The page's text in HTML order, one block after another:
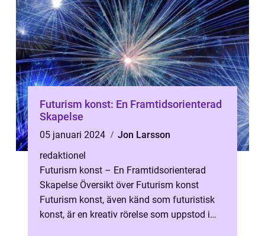
Futurism konst: En Framtidsorienterad
Skapelse
05 januari 2024
Jon Larsson
redaktionel
Futurism konst – En Framtidsorienterad
Skapelse Översikt över Futurism konst
Futurism konst, även känd som futuristisk
konst, är en kreativ rörelse som uppstod i